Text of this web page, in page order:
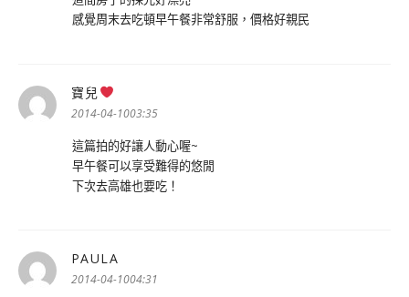
感覺周末去吃頓早午餐非常舒服，價格好親民
寶兒
示:
2014-04-1003:35
這篇拍的好讓人動心喔~
早午餐可以享受難得的悠閒
下次去高雄也要吃！
PAULA
示:
2014-04-1004:31